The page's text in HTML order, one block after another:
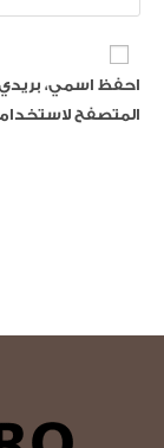
احفظ اسمي، بريدي
المتصفح